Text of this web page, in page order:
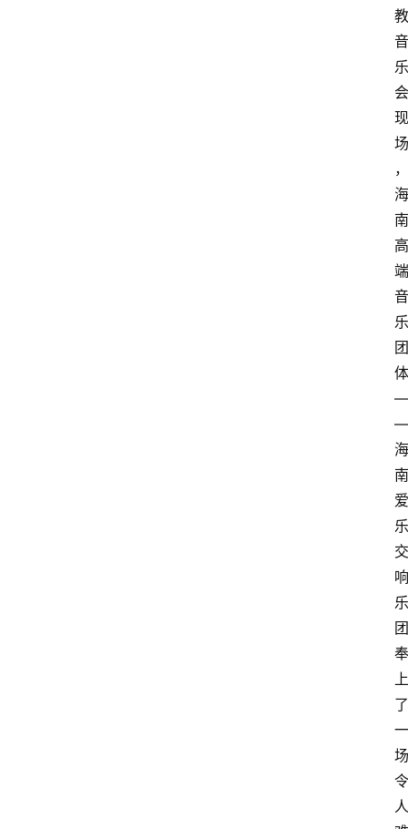
教
音
乐
会
现
场
，
海
南
高
端
音
乐
团
体
—
—
海
南
爱
乐
交
响
乐
团
奉
上
了
一
场
令
人